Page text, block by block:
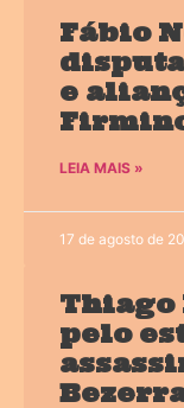
Fábio
e
LEIA MAIS »
17 de agosto de
Thiago
pelo